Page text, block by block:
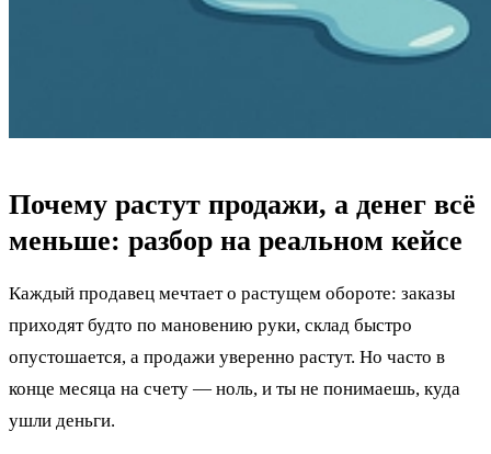
Почему растут продажи, а денег всё
меньше: разбор на реальном кейсе
Каждый продавец мечтает о растущем обороте: заказы
приходят будто по мановению руки, склад быстро
опустошается, а продажи уверенно растут. Но часто в
конце месяца на счету — ноль, и ты не понимаешь, куда
ушли деньги.